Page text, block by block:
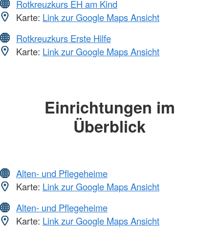
Rotkreuzkurs EH am Kind
Karte: Link zur Google Maps Ansicht
Rotkreuzkurs Erste Hilfe
Karte: Link zur Google Maps Ansicht
Einrichtungen im
Überblick
Alten- und Pflegeheime
Karte: Link zur Google Maps Ansicht
Alten- und Pflegeheime
Karte: Link zur Google Maps Ansicht